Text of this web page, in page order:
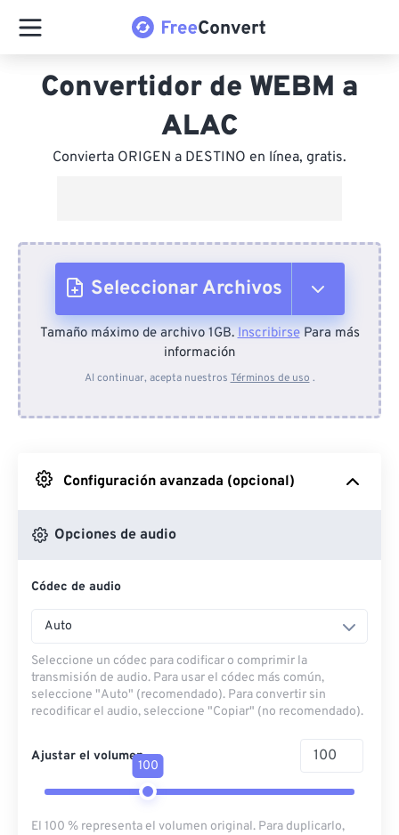
Convertidor de WEBM a
ALAC
Convierta ORIGEN a DESTINO en línea, gratis.
Seleccionar Archivos
Desde el dispositivo
Desde Google Drive
Desde OneDrive
Desde URL
Tamaño máximo de archivo 1GB.InscribirsePara más
información
Al continuar, acepta nuestros Términos de uso .
Configuración avanzada (opcional)
Opciones de audio
Códec de audio
Auto
Seleccione un códec para codificar o comprimir la
transmisión de audio. Para usar el códec más común,
seleccione "Auto" (recomendado). Para convertir sin
recodificar el audio, seleccione "Copiar" (no recomendado).
Ajustar el volumen
100
El 100 % representa el volumen original. Para duplicarlo,